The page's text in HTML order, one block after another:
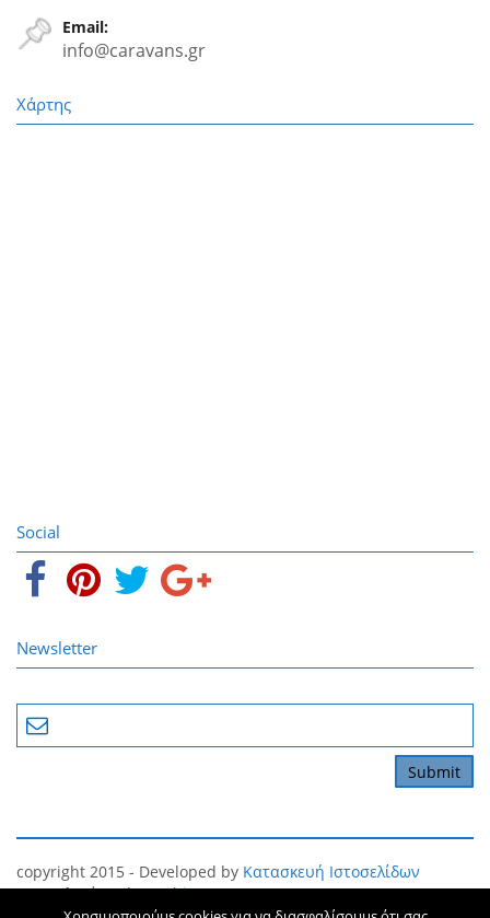
Email:
info@caravans.gr
Χάρτης
Social
Newsletter
copyright 2015 - Developed by Κατασκευή Ιστοσελίδων
Θεσσαλονίκη The Webians